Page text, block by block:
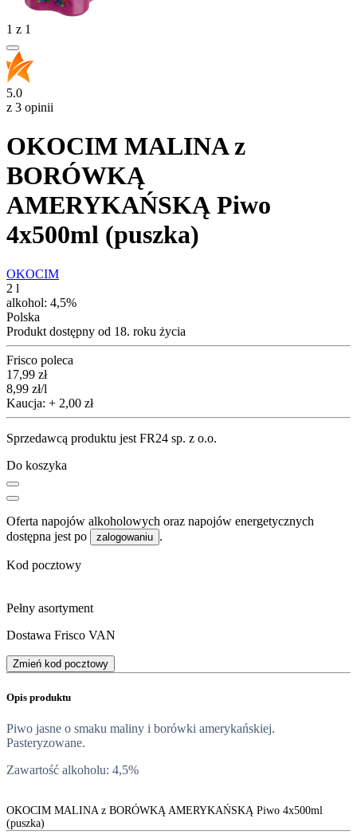
1 z 1
5.0
z 3 opinii
OKOCIM MALINA z
BORÓWKĄ
AMERYKAŃSKĄ Piwo
4x500ml (puszka)
OKOCIM
2 l
alkohol: 4,5%
Polska
Produkt dostępny od 18. roku życia
Frisco poleca
Cena
17,99 zł
8,99 zł/l
Kaucja: + 2,00 zł
Sprzedawcą produktu jest FR24 sp. z o.o.
Do koszyka
Oferta napojów alkoholowych oraz napojów energetycznych
dostępna jest po
zalogowaniu .
Kod pocztowy
Pełny asortyment
Dostawa Frisco VAN
Zmień kod pocztowy
Opis produktu
Piwo jasne o smaku maliny i borówki amerykańskiej.
Pasteryzowane.
Zawartość alkoholu: 4,5%
OKOCIM MALINA z BORÓWKĄ AMERYKAŃSKĄ Piwo 4x500ml
(puszka)